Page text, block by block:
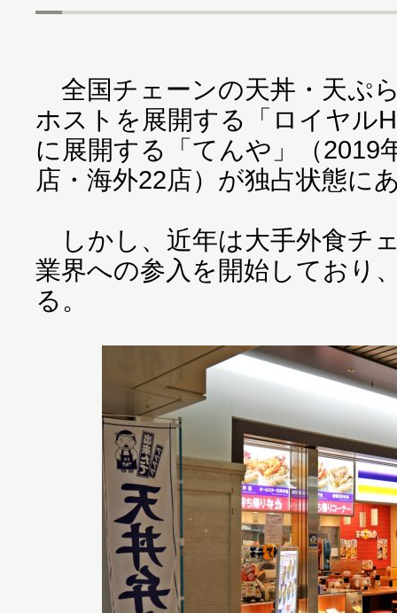
全国チェーンの天丼・天ぷ
ホストを展開する「ロイヤル
に展開する「てんや」（2019
店・海外22店）が独占状態に
しかし、近年は大手外食チ
業界への参入を開始しており
る。